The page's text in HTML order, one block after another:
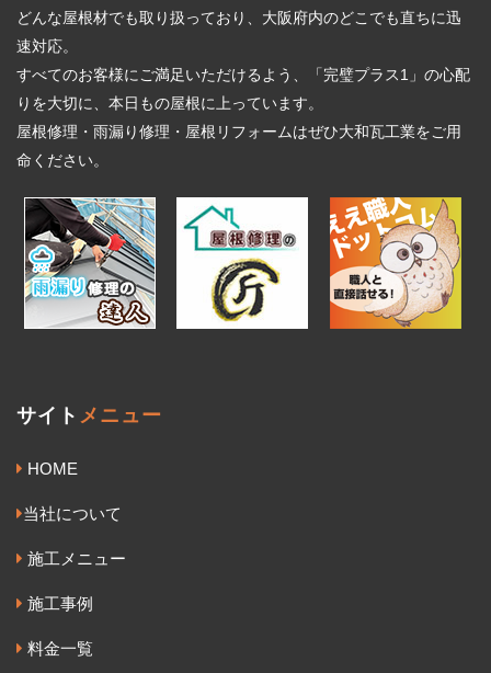
どんな屋根材でも取り扱っており、大阪府内のどこでも直ちに迅
速対応。
すべてのお客様にご満足いただけるよう、「完璧プラス1」の心配
りを大切に、本日もの屋根に上っています。
屋根修理・雨漏り修理・屋根リフォームはぜひ大和瓦工業をご用
命ください。
サイト メニュー
HOME
当社について
施工メニュー
施工事例
料金一覧